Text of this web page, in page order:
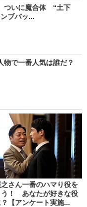
ついに魔合体 “土下
ブバッ...
物で一番人気は誰だ？
さん一番のハマり役を
う！ あなたが好きな役
【アンケート実施...